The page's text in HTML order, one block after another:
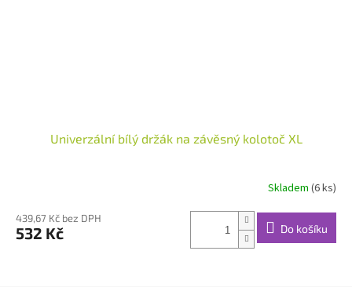
Univerzální bílý držák na závěsný kolotoč XL
Skladem (6 ks)
439,67 Kč bez DPH
532 Kč Do košíku